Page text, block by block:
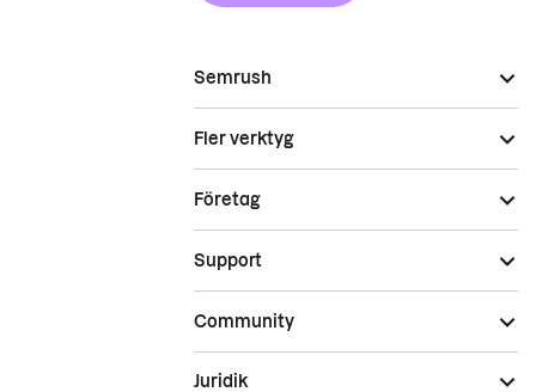
Semrush
Fler verktyg
Företag
Support
Community
Juridik